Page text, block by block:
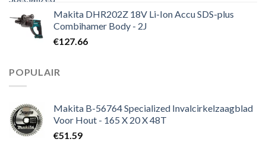
was:
€73.49.
is:
€57.19.
Makita DHR202Z 18V Li-Ion Accu SDS-plus
Combihamer Body - 2J
€127.66
POPULAIR
Makita B-56764 Specialized Invalcirkelzaagblad
Voor Hout - 165 X 20 X 48T
€51.59